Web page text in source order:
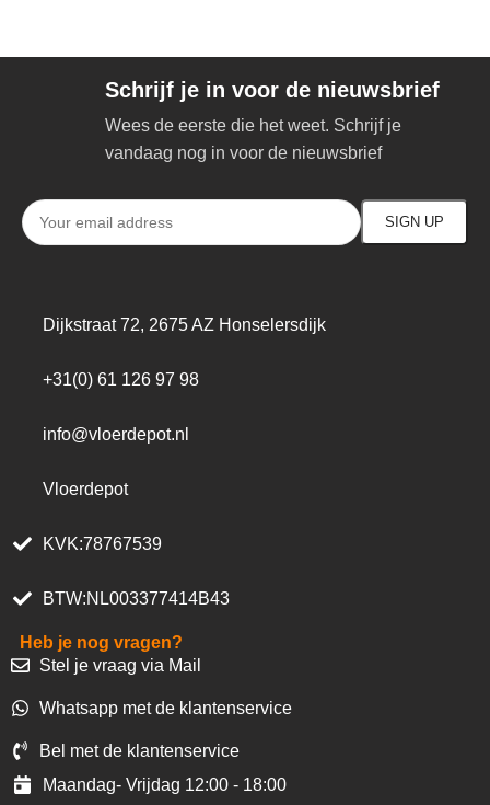
Schrijf je in voor de nieuwsbrief
Wees de eerste die het weet. Schrijf je
vandaag nog in voor de nieuwsbrief
Dijkstraat 72, 2675 AZ Honselersdijk
+31(0) 61 126 97 98
info@vloerdepot.nl
Vloerdepot
KVK:78767539
BTW:NL003377414B43
Heb je nog vragen?
Stel je vraag via Mail
Whatsapp met de klantenservice
Bel met de klantenservice
Maandag- Vrijdag 12:00 - 18:00